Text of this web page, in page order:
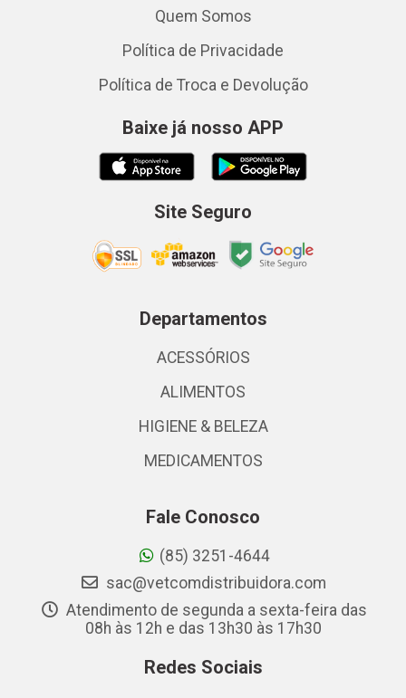
Quem Somos
Política de Privacidade
Política de Troca e Devolução
Baixe já nosso APP
Site Seguro
Departamentos
ACESSÓRIOS
ALIMENTOS
HIGIENE & BELEZA
MEDICAMENTOS
Fale Conosco
(85) 3251-4644
sac@vetcomdistribuidora.com
Atendimento de segunda a sexta-feira das
08h às 12h e das 13h30 às 17h30
Redes Sociais